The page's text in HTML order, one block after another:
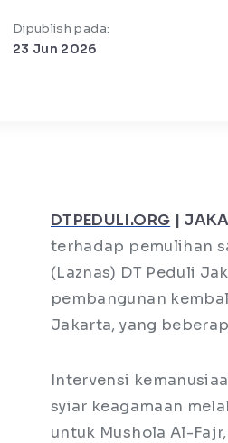
Dipublish pada:
23 Jun 2026
DTPEDULI.ORG |
terhadap pemulihan
(Laznas) DT Peduli
pembangunan
Jakarta, yang
Intervensi
syiar keagamaan
untuk Mushola Al-